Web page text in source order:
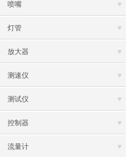
喷嘴
灯管
放大器
测速仪
测试仪
控制器
流量计